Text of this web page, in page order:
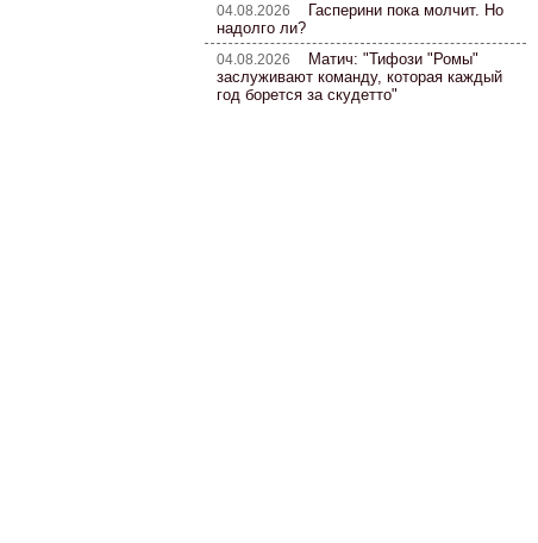
04.08.2026
Гасперини пока молчит. Но
надолго ли?
04.08.2026
Матич: "Тифози "Ромы"
заслуживают команду, которая каждый
год борется за скудетто"